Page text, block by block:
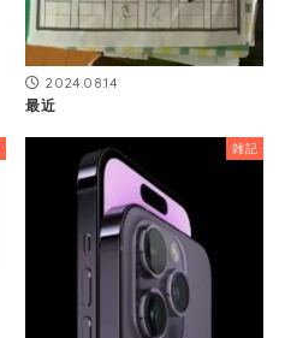
2024.08.14
最近
雑記